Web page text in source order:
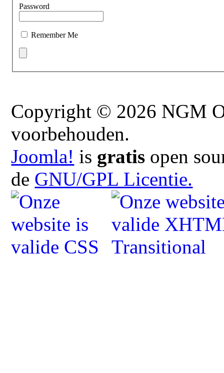
Password
Remember Me
Copyright © 2026 NGM
voorbehouden.
Joomla! is gratis open
de GNU/GPL Licentie.